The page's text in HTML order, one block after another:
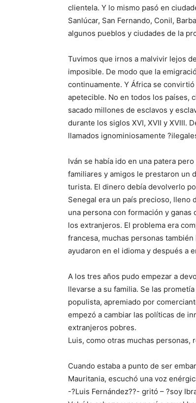
clientela. Y lo mismo pasó en
Sanlúcar, San Fernando, Conil,
algunos pueblos y ciudades de la
Tuvimos que irnos a malvivir lejos
imposible. De modo que la
continuamente. Y África se
apetecible. No en todos los países,
sacado millones de esclavos y
durante los siglos XVI, XVII y XVIII.
llamados ignominiosamente
Iván se había ido en una patera
familiares y amigos le prestaron un
turista. El dinero debía devolverlo
Senegal era un país precioso, lleno
una persona con formación y ganas
los extranjeros. El problema era
francesa, muchas personas
ayudaron en el idioma y después a
A los tres años pudo empezar a
llevarse a su familia. Se las
populista, apremiado por
empezó a cambiar las políticas de
extranjeros pobres.
Luis, como otras muchas personas,
Cuando estaba a punto de ser
Mauritania, escuchó una voz
-?Luis Fernández??- gritó – ?soy